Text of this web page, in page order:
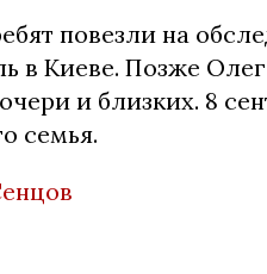
повезли на
в Киеве. Позже
и близких. 8
семья.